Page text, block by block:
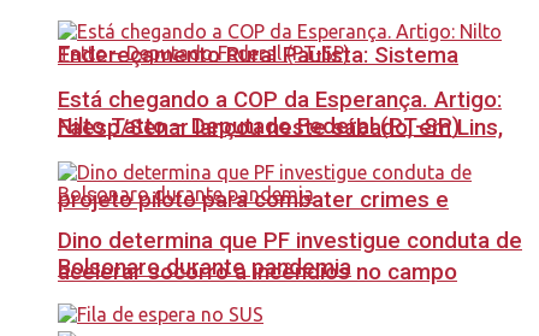
Endereçamento Rural Paulista: Sistema
Faesp/Senar lançou neste sábado, em Lins,
projeto piloto para combater crimes e
acelerar socorro a incêndios no campo
Está chegando a COP da Esperança. Artigo:
Nilto Tatto – Deputado Federal (PT-SP)
Dino determina que PF investigue conduta de
Bolsonaro durante pandemia